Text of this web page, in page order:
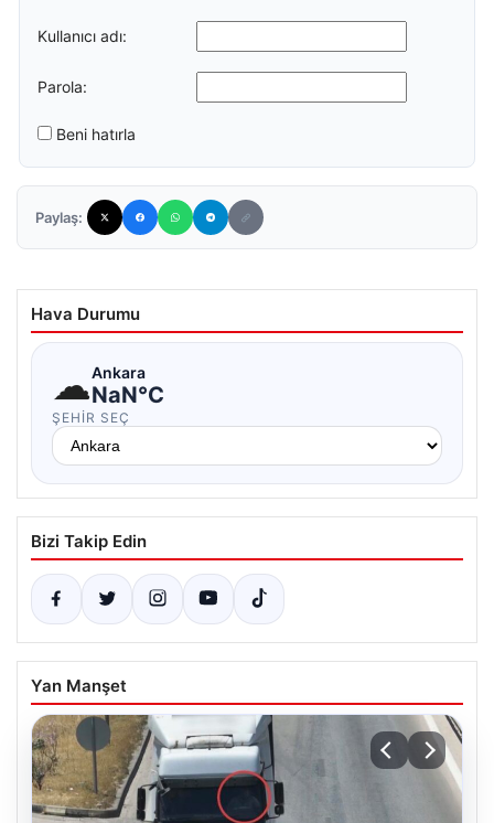
Kullanıcı adı:
Parola:
Beni hatırla
Paylaş:
Hava Durumu
☁Ankara
NaN°C
ŞEHIR SEÇ
Bizi Takip Edin
Yan Manşet